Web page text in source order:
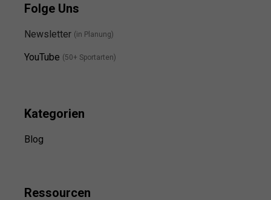
Folge Uns
Newsletter (in Planung)
YouTube (50+ Sportarten)
Kategorien
Blog
Ressourcen